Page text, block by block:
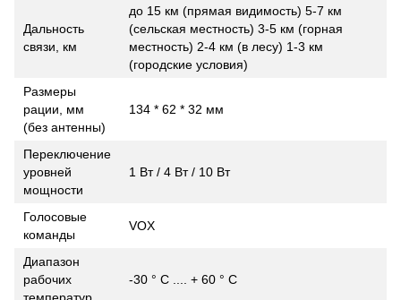
Дальность
связи, км
до 15 км (прямая видимость) 5-7 км
(сельская местность) 3-5 км (горная
местность) 2-4 км (в лесу) 1-3 км
(городские условия)
Размеры
рации, мм
(без антенны)
134 * 62 * 32 мм
Переключение
уровней
мощности
1 Вт / 4 Вт / 10 Вт
Голосовые
команды
VOX
Диапазон
рабочих
-30 ° С .... + 60 ° С